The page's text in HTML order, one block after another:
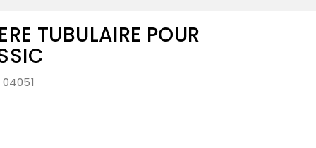
TUBULAIRE POUR
04051